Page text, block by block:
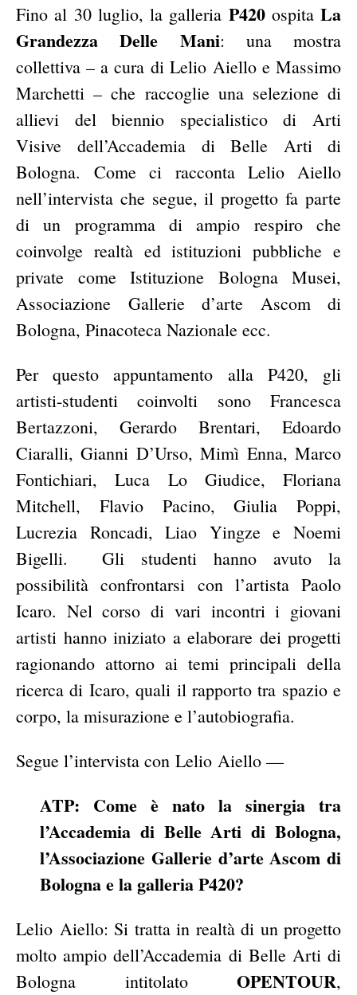
Fino al 30 luglio, la galleria P420ospita La
Grandezza Delle Mani: una mostra
collettiva – a cura di Lelio Aiello e Massimo
Marchetti – che raccoglie una selezione di
allievi del biennio specialistico di Arti
Visive dell’Accademia di Belle Arti di
Bologna. Come ci racconta Lelio Aiello
nell’intervista che segue, il progetto fa parte
di un programma di ampio respiro che
coinvolge realtà ed istituzioni pubbliche e
private come Istituzione Bologna Musei,
Associazione Gallerie d’arte Ascom di
Bologna, Pinacoteca Nazionale ecc.
Per questo appuntamento alla P420, gli
artisti-studenti coinvolti sono Francesca
Bertazzoni, Gerardo Brentari, Edoardo
Ciaralli, Gianni D’Urso, Mimì Enna, Marco
Fontichiari, Luca Lo Giudice, Floriana
Mitchell, Flavio Pacino, Giulia Poppi,
Lucrezia Roncadi, Liao Yingze e Noemi
Bigelli. Gli studenti hanno avuto la
possibilità confrontarsi con l’artista Paolo
Icaro. Nel corso di vari incontri i giovani
artisti hanno iniziato a elaborare dei progetti
ragionando attorno ai temi principali della
ricerca di Icaro, quali il rapporto tra spazio e
corpo, la misurazione e l’autobiografia.
Segue l’intervista con Lelio Aiello —
ATP: Come è nato la sinergia tra
l’Accademia di Belle Arti di Bologna,
l’Associazione Gallerie d’arte Ascom di
Bologna e la galleria P420?
Lelio Aiello: Si tratta in realtà di un progetto
molto ampio dell’Accademia di Belle Arti di
Bologna intitolato OPENTOUR,